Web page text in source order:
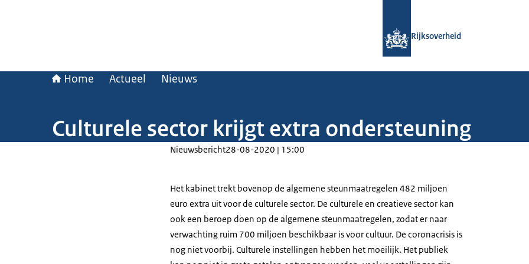
Rijksoverheid
Home Actueel Nieuws
Culturele sector krijgt extra ondersteuning
Nieuwsbericht28-08-2020 | 15:00
Het kabinet trekt bovenop de algemene steunmaatregelen 482 miljoen
euro extra uit voor de culturele sector. De culturele en creatieve sector kan
ook een beroep doen op de algemene steunmaatregelen, zodat er naar
verwachting ruim 700 miljoen beschikbaar is voor cultuur. De coronacrisis is
nog niet voorbij. Culturele instellingen hebben het moeilijk. Het publiek